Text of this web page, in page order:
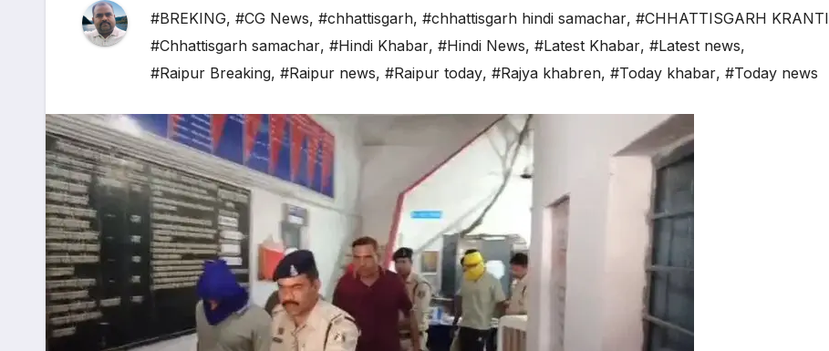
#BREKING, #CG News, #chhattisgarh, #chhattisgarh hindi samachar, #CHHATTISGARH KRANTI
#Chhattisgarh samachar, #Hindi Khabar, #Hindi News, #Latest Khabar, #Latest news,
#Raipur Breaking, #Raipur news, #Raipur today, #Rajya khabren, #Today khabar, #Today news